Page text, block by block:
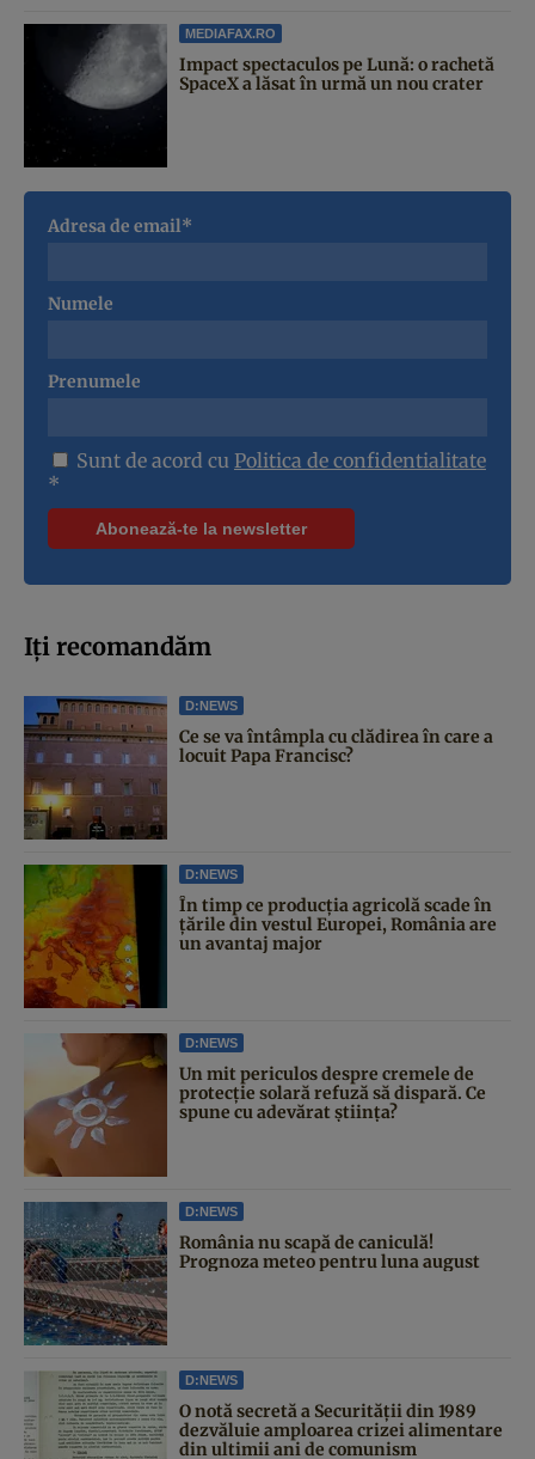
MEDIAFAX.RO
Impact spectaculos pe Lună: o rachetă
SpaceX a lăsat în urmă un nou crater
Adresa de email*
Numele
Prenumele
Sunt de acord cu Politica de confidentialitate
*
Iți recomandăm
D:NEWS
Ce se va întâmpla cu clădirea în care a
locuit Papa Francisc?
D:NEWS
În timp ce producția agricolă scade în
țările din vestul Europei, România are
un avantaj major
D:NEWS
Un mit periculos despre cremele de
protecție solară refuză să dispară. Ce
spune cu adevărat știința?
D:NEWS
România nu scapă de caniculă!
Prognoza meteo pentru luna august
D:NEWS
O notă secretă a Securității din 1989
dezvăluie amploarea crizei alimentare
din ultimii ani de comunism